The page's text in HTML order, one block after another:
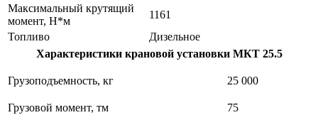
Максимальный крутящий
момент, Н*м
1161
Топливо
Дизельное
Характеристики крановой установки МКТ 25.5
Грузоподъемность, кг 25 000
Грузовой момент, тм 75